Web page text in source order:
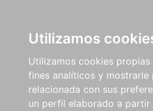
Utilizamos
Utilizamos cookies
fines analíticos y mostrarle
relacionada con sus
un perfil elaborado a partir